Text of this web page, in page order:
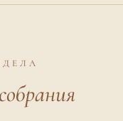
собрания